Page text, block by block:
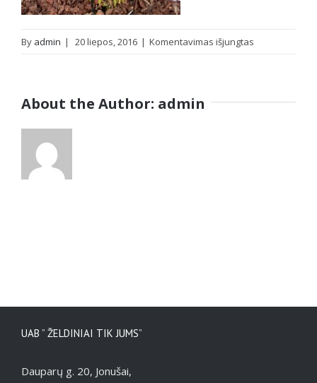
By admin | 20 liepos, 2016 | Komentavimas išjungtas
About the Author: admin
UAB ” ŽELDINIAI TIK JUMS”
Dauparų g. 20, Jonušai,